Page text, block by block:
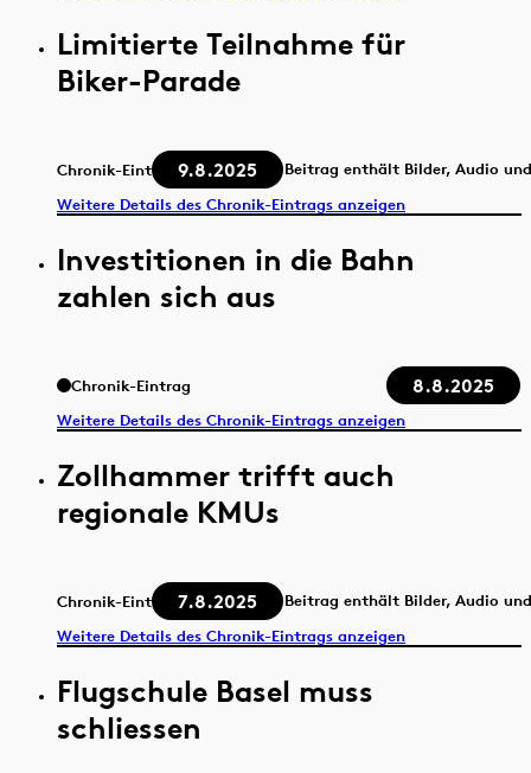
Limitierte Teilnahme für
Biker-Parade
Chronik-Eintrag 9.8.2025
Beitrag enthält Bilder, Audio
Weitere Details des Chronik-Eintrags anzeigen
Investitionen in die Bahn
zahlen sich aus
Chronik-Eintrag 8.8.2025
Weitere Details des Chronik-Eintrags anzeigen
Zollhammer trifft auch
regionale KMUs
Chronik-Eintrag 7.8.2025
Beitrag enthält Bilder, Audio
Weitere Details des Chronik-Eintrags anzeigen
Flugschule Basel muss
schliessen